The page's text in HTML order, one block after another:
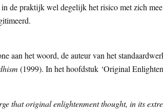
de praktijk wel degelijk het risico met zich
aan het woord, de auteur van het
(1999). In het hoofdstuk ‘Original
that original enlightenment thought, in its